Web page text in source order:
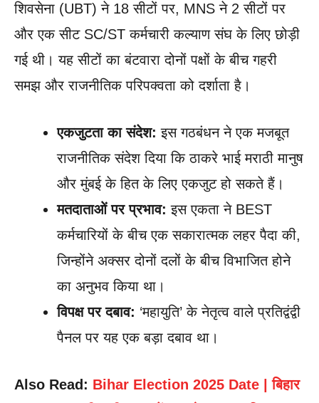
शिवसेना (UBT) ने 18 सीटों पर, MNS ने 2 सीटों पर
और एक सीट SC/ST कर्मचारी कल्याण संघ के लिए छोड़ी
गई थी। यह सीटों का बंटवारा दोनों पक्षों के बीच गहरी
समझ और राजनीतिक परिपक्वता को दर्शाता है।
एकजुटता का संदेश: इस गठबंधन ने एक मजबूत
राजनीतिक संदेश दिया कि ठाकरे भाई मराठी मानुष
और मुंबई के हित के लिए एकजुट हो सकते हैं।
मतदाताओं पर प्रभाव: इस एकता ने BEST
कर्मचारियों के बीच एक सकारात्मक लहर पैदा की,
जिन्होंने अक्सर दोनों दलों के बीच विभाजित होने
का अनुभव किया था।
विपक्ष पर दबाव: ‘महायुति’ के नेतृत्व वाले प्रतिद्वंद्वी
पैनल पर यह एक बड़ा दबाव था।
Also Read: Bihar Election 2025 Date | बिहार